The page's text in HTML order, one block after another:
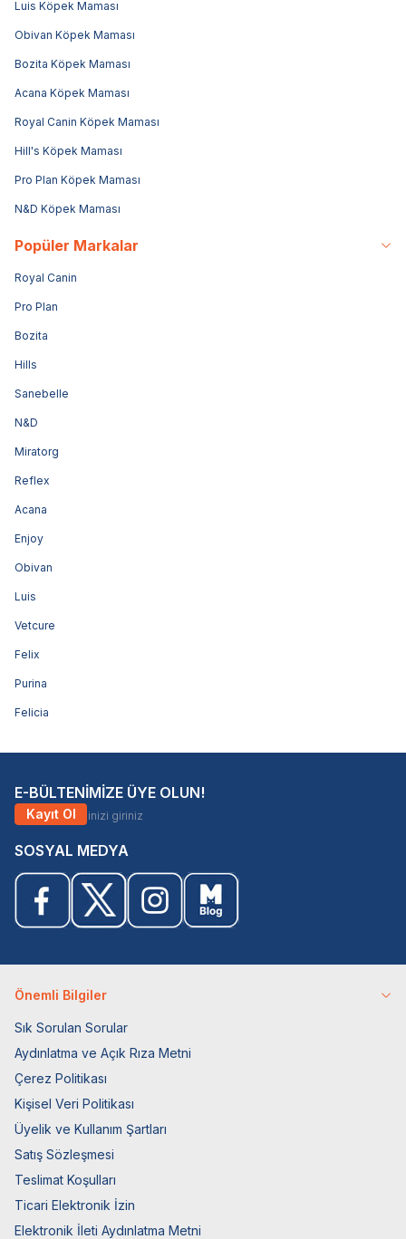
Luis Köpek Maması
Obivan Köpek Maması
Bozita Köpek Maması
Acana Köpek Maması
Royal Canin Köpek Maması
Hill's Köpek Maması
Pro Plan Köpek Maması
N&D Köpek Maması
Popüler Markalar
Royal Canin
Pro Plan
Bozita
Hills
Sanebelle
N&D
Miratorg
Reflex
Acana
Enjoy
Obivan
Luis
Vetcure
Felix
Purina
Felicia
E-BÜLTENİMİZE ÜYE OLUN!
Kayıt Ol
SOSYAL MEDYA
Önemli Bilgiler
Sık Sorulan Sorular
Aydınlatma ve Açık Rıza Metni
Çerez Politikası
Kişisel Veri Politikası
Üyelik ve Kullanım Şartları
Satış Sözleşmesi
Teslimat Koşulları
Ticari Elektronik İzin
Elektronik İleti Aydınlatma Metni